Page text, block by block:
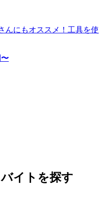
んにもオススメ！工具を使
〜
イトを探す